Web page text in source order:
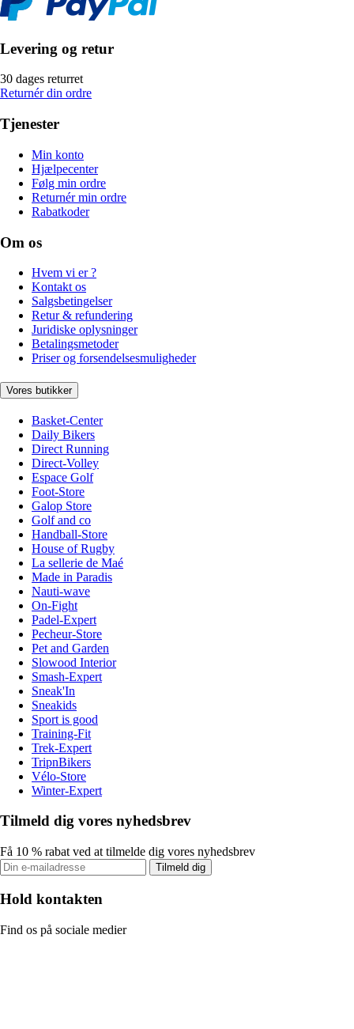
Levering og retur
30 dages returret
Returnér din ordre
Tjenester
Min konto
Hjælpecenter
Følg min ordre
Returnér min ordre
Rabatkoder
Om os
Hvem vi er ?
Kontakt os
Salgsbetingelser
Retur & refundering
Juridiske oplysninger
Betalingsmetoder
Priser og forsendelsesmuligheder
Vores butikker
Basket-Center
Daily Bikers
Direct Running
Direct-Volley
Espace Golf
Foot-Store
Galop Store
Golf and co
Handball-Store
House of Rugby
La sellerie de Maé
Made in Paradis
Nauti-wave
On-Fight
Padel-Expert
Pecheur-Store
Pet and Garden
Slowood Interior
Smash-Expert
Sneak'In
Sneakids
Sport is good
Training-Fit
Trek-Expert
TripnBikers
Vélo-Store
Winter-Expert
Tilmeld dig vores nyhedsbrev
Få 10 % rabat ved at tilmelde dig vores nyhedsbrev
Tilmeld dig
Hold kontakten
Find os på sociale medier